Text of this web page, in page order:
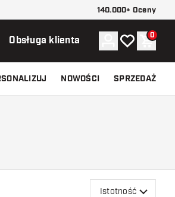
140.000+ Oceny
Obsługa klienta Konto
Moja listaKoszyk
0
NOWOŚCI SPRZEDAŻ
Istotność